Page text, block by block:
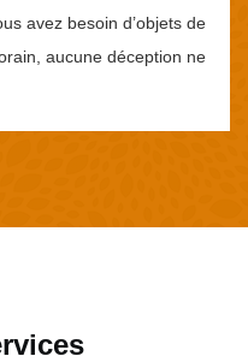
avez besoin d’objets de
aucune déception ne